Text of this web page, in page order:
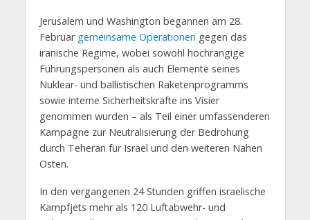
Jerusalem und Washington begannen am 28.
Februar gemeinsame Operationen gegen das
iranische Regime, wobei sowohl hochrangige
Führungspersonen als auch Elemente seines
Nuklear- und ballistischen Raketenprogramms
sowie interne Sicherheitskräfte ins Visier
genommen wurden – als Teil einer umfassenderen
Kampagne zur Neutralisierung der Bedrohung
durch Teheran für Israel und den weiteren Nahen
Osten.
In den vergangenen 24 Stunden griffen israelische
Kampfjets mehr als 120 Luftabwehr- und